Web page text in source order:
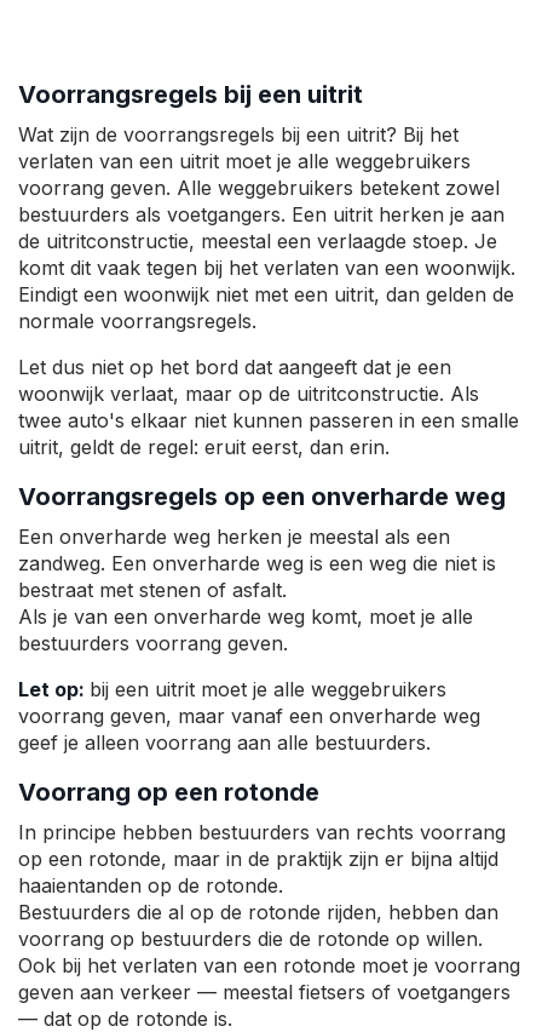
Voorrangsregels bij een uitrit
Wat zijn de voorrangsregels bij een uitrit? Bij het
verlaten van een uitrit moet je alle weggebruikers
voorrang geven. Alle weggebruikers betekent zowel
bestuurders als voetgangers. Een uitrit herken je aan
de uitritconstructie, meestal een verlaagde stoep. Je
komt dit vaak tegen bij het verlaten van een woonwijk.
Eindigt een woonwijk niet met een uitrit, dan gelden de
normale voorrangsregels.
Let dus niet op het bord dat aangeeft dat je een
woonwijk verlaat, maar op de uitritconstructie. Als
twee auto's elkaar niet kunnen passeren in een smalle
uitrit, geldt de regel: eruit eerst, dan erin.
Voorrangsregels op een onverharde weg
Een onverharde weg herken je meestal als een
zandweg. Een onverharde weg is een weg die niet is
bestraat met stenen of asfalt.
Als je van een onverharde weg komt, moet je alle
bestuurders voorrang geven.
Let op: bij een uitrit moet je alle weggebruikers
voorrang geven, maar vanaf een onverharde weg
geef je alleen voorrang aan alle bestuurders.
Voorrang op een rotonde
In principe hebben bestuurders van rechts voorrang
op een rotonde, maar in de praktijk zijn er bijna altijd
haaientanden op de rotonde.
Bestuurders die al op de rotonde rijden, hebben dan
voorrang op bestuurders die de rotonde op willen.
Ook bij het verlaten van een rotonde moet je voorrang
geven aan verkeer — meestal fietsers of voetgangers
— dat op de rotonde is.